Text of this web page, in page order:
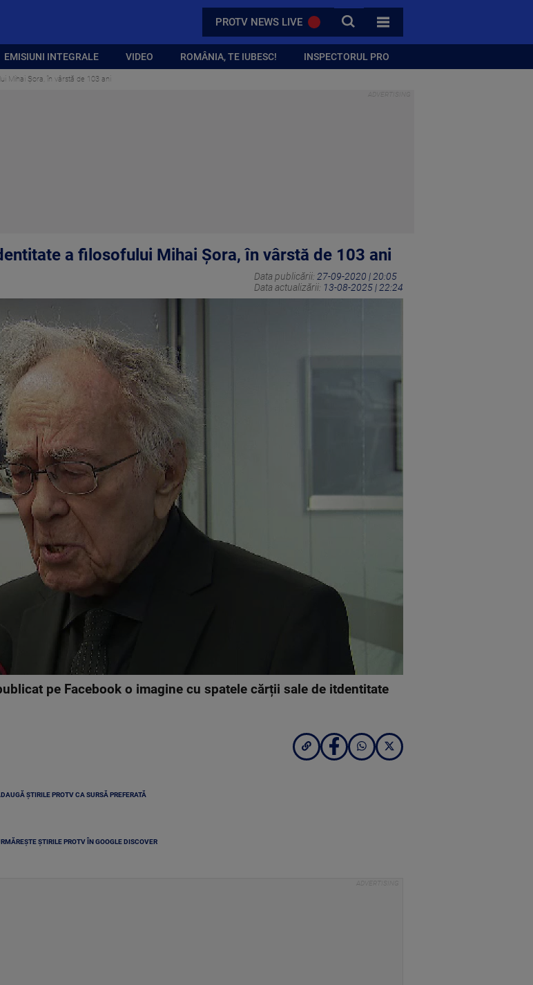
PROTV NEWS LIVE CAUTA
TOATE CATEGORIILE
EMISIUNI INTEGRALE VIDEO ROMÂNIA, TE IUBESC! INSPECTORUL PRO
Mihai Șora, în vârstă de 103 ani
a filosofului Mihai Șora, în vârstă de 103 ani
Data publicării: 27-09-2020 | 20:05
Data actualizării: 13-08-2025 | 22:24
pe Facebook o imagine cu spatele cărții sale de itdentitate
ȘTIRILE PROTV CA SURSĂ PREFERATĂ
ȘTIRILE PROTV ÎN GOOGLE DISCOVER